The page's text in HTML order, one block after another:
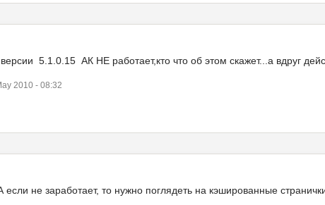
5.1.0.15 АК НЕ работает,кто что об этом скажет...а вдруг
2010 - 08:32
не заработает, то нужно поглядеть на кэшированные